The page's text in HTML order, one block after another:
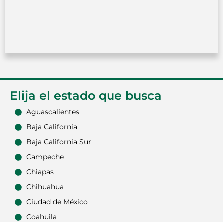
Elija el estado que busca
Aguascalientes
Baja California
Baja California Sur
Campeche
Chiapas
Chihuahua
Ciudad de México
Coahuila